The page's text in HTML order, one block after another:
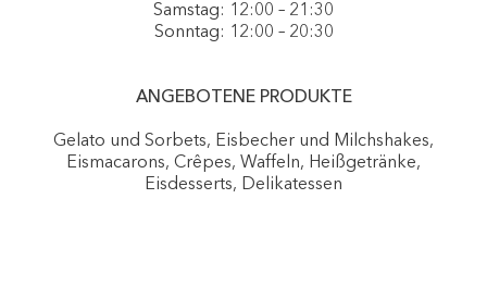
Samstag: 12:00 – 21:30
Sonntag: 12:00 – 20:30
ANGEBOTENE PRODUKTE
Gelato und Sorbets, Eisbecher und Milchshakes,
Eismacarons, Crêpes, Waffeln, Heißgetränke,
Eisdesserts, Delikatessen